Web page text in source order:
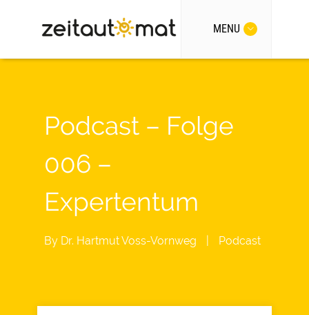
MENU
Podcast – Folge
006 –
Expertentum
By Dr. Hartmut Voss-Vornweg Podcast